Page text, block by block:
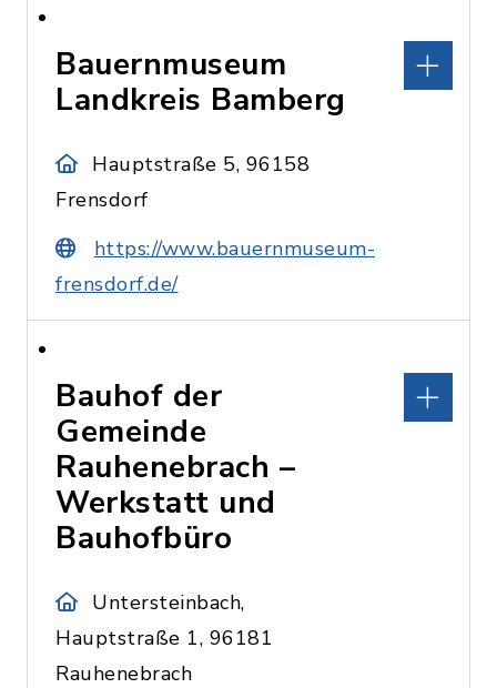
Bauernmuseum
Landkreis Bamberg
Hauptstraße 5, 96158
Frensdorf
https://www.bauernmuseum-
frensdorf.de/
Bauhof der
Gemeinde
Rauhenebrach –
Werkstatt und
Bauhofbüro
Untersteinbach,
Hauptstraße 1, 96181
Rauhenebrach